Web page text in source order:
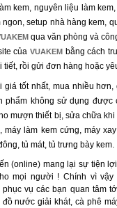
kem, nguyên liệu làm
setup nhà hàng kem,
qua văn phòng và
của VUAKEM bằng cách
tiết, rồi gửi đơn hàng hoặc
giá tốt nhất, mua nhiều
phẩm không sử dụng
mượn thiết bị, sửa chữa
máy làm kem cứng, máy
tủ mát, tủ trưng bày kem.
(online) mang lại sự tiện
mọi người ! Chính vì vậy
vụ các bạn quan tâm
đồ nước giải khát, cà phê